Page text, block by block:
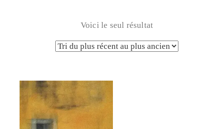
Voici le seul résultat